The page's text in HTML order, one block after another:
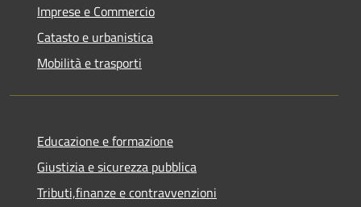
Imprese e Commercio
Catasto e urbanistica
Mobilità e trasporti
Educazione e formazione
Giustizia e sicurezza pubblica
Tributi,finanze e contravvenzioni